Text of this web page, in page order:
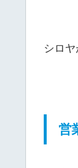
シロ
営